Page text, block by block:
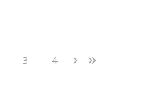
3 4 ›Next
»
Last